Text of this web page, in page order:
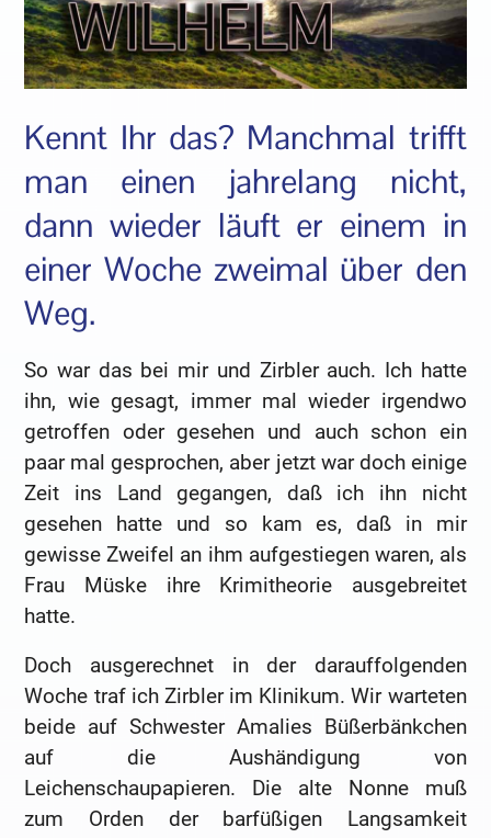
Kennt Ihr das? Manchmal trifft
man einen jahrelang nicht,
dann wieder läuft er einem in
einer Woche zweimal über den
Weg.
So war das bei mir und Zirbler auch. Ich hatte
ihn, wie gesagt, immer mal wieder irgendwo
getroffen oder gesehen und auch schon ein
paar mal gesprochen, aber jetzt war doch einige
Zeit ins Land gegangen, daß ich ihn nicht
gesehen hatte und so kam es, daß in mir
gewisse Zweifel an ihm aufgestiegen waren, als
Frau Müske ihre Krimitheorie ausgebreitet
hatte.
Doch ausgerechnet in der darauffolgenden
Woche traf ich Zirbler im Klinikum. Wir warteten
beide auf Schwester Amalies Büßerbänkchen
auf die Aushändigung von
Leichenschaupapieren. Die alte Nonne muß
zum Orden der barfüßigen Langsamkeit